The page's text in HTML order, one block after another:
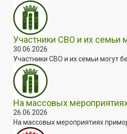
Участники СВО и их семьи
30.06.2026
Участники СВО и их семьи могут
На массовых
26.06.2026
На массовых мероприятиях